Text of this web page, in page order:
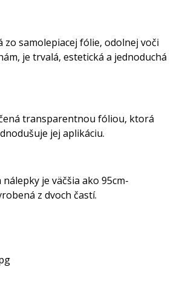
zo samolepiacej fólie, odolnej voči
je trvalá, estetická a jednoduchá
transparentnou fóliou, ktorá
jej aplikáciu.
je väčšia ako 95cm-
z dvoch častí.